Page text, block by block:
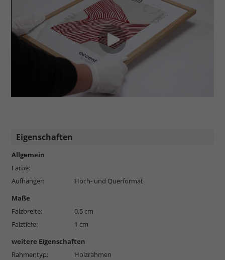
Eigenschaften
Allgemein
Farbe:
Aufhänger:
Hoch- und Querformat
Maße
Falzbreite:
0,5 cm
Falztiefe:
1 cm
weitere Eigenschaften
Rahmentyp:
Holzrahmen